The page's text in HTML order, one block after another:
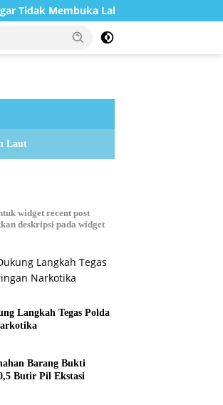
Lahan dengan cara Membakar
Laut
widget recent post
deskripsi pada widget
Langkah Tegas Polda
Barang Bukti
Butir Pil Ekstasi